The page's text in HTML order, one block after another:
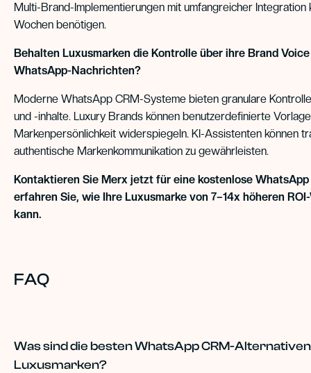
Multi-Brand-Implementierungen mit umfangreicher Integration
Wochen benötigen.
Behalten Luxusmarken die Kontrolle über ihre Brand
WhatsApp-Nachrichten?
Moderne WhatsApp CRM-Systeme bieten granulare
und -inhalte. Luxury Brands können benutzerdefinierte
Markenpersönlichkeit widerspiegeln. KI-Assistenten können
authentische Markenkommunikation zu gewährleisten.
Kontaktieren Sie Merx jetzt für eine kostenlose
erfahren Sie, wie Ihre Luxusmarke von 7–14x höheren
kann.
FAQ
Was sind die besten WhatsApp CRM-
Luxusmarken?